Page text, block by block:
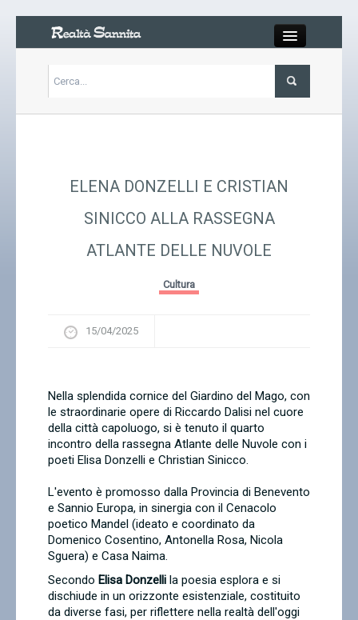
Carrello
ELENA DONZELLI E CRISTIAN
SINICCO ALLA RASSEGNA
ATLANTE DELLE NUVOLE
Cultura
15/04/2025
Nella splendida cornice del Giardino del Mago, con
le straordinarie opere di Riccardo Dalisi nel cuore
della città capoluogo, si è tenuto il quarto
incontro della rassegna Atlante delle Nuvole con i
poeti Elisa Donzelli e Christian Sinicco.
L'evento è promosso dalla Provincia di Benevento
e Sannio Europa, in sinergia con il Cenacolo
poetico Mandel (ideato e coordinato da
Domenico Cosentino, Antonella Rosa, Nicola
Sguera) e Casa Naima.
Secondo Elisa Donzelli la poesia esplora e si
dischiude in un orizzonte esistenziale, costituito
da diverse fasi, per riflettere nella realtà dell'oggi